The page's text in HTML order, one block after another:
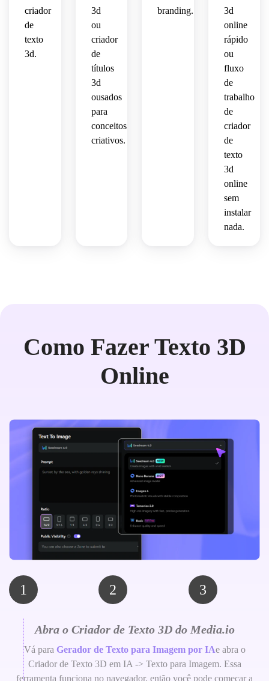
criador
de
texto
3d.
3d
ou
criador
de
títulos
3d
ousados
para
conceitos
criativos.
branding.
3d
online
rápido
ou
fluxo
de
trabalho
de
criador
de
texto
3d
online
sem
instalar
nada.
Como Fazer Texto 3D
Online
1 2 3
Abra o Criador de Texto 3D do Media.io
Vá para Gerador de Texto para Imagem por IAe abra o
Criador de Texto 3D em IA -> Texto para Imagem. Essa
ferramenta funciona no navegador, então você pode começar a